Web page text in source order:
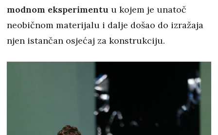
modnom eksperimentu u kojem je unatoč
neobičnom materijalu i dalje došao do izražaja
njen istančan osjećaj za konstrukciju.